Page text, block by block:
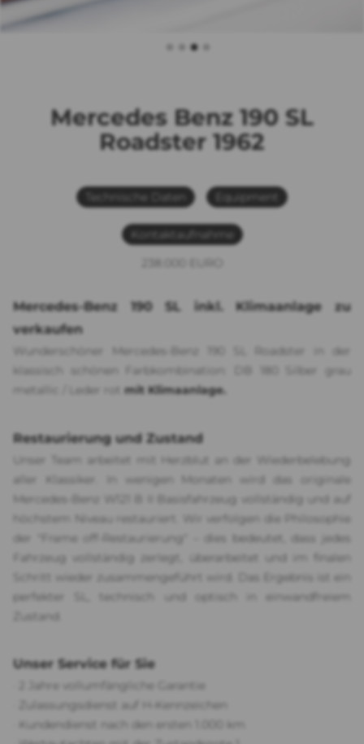
Mercedes Benz 190 SL
Roadster 1962
Technische Daten Equipment
Kontaktaufnahme
Mercedes-Benz 190 SL inkl. Klimaanlage zu
verkaufen
Wunderschöner Mercedes-Benz 190 SL Roadster in der
klassisch schönen Farbkombination: DB 180 Silber grau
metallic / Leder rot mit Klimaanlage.
Restaurierung und Zustand
Unser Team arbeitet mit Herzblut an der Wiederbelebung
aller Klassiker. In wenigen Monaten wird das originale
Mercedes-Benz W121 B II Basisfahrzeug vollständig und auf
höchstem Niveau restauriert. Wir verfolgen die Philosophie
der "Frame off-Restaurierung" – dies bedeutet, dass jedes
Fahrzeug vollständig zerlegt, überarbeitet und im finalen
Schritt wieder zusammengeführt wird. Das Ergebnis ist ein
perfekter SL, technisch und optisch in einwandfreiem
Zustand.
Unser Service für Sie
· 2 Jahre vollumfängliche Garantie
· Zulassungsdienst auf H-Kennzeichen
· Kundendienst nach den ersten 1.000 km